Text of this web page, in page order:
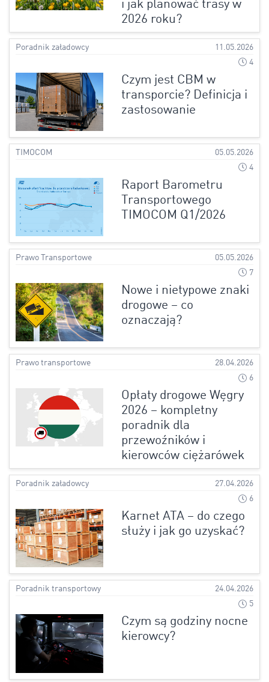
i jak planować trasy w
2026 roku?
Poradnik załadowcy
11.05.2026
4
Czym jest CBM w
transporcie? Definicja i
zastosowanie
TIMOCOM
05.05.2026
4
Raport Barometru
Transportowego
TIMOCOM Q1/2026
Prawo Transportowe
05.05.2026
7
Nowe i nietypowe znaki
drogowe – co
oznaczają?
Prawo transportowe
28.04.2026
6
Opłaty drogowe Węgry
2026 – kompletny
poradnik dla
przewoźników i
kierowców ciężarówek
Poradnik załadowcy
27.04.2026
6
Karnet ATA – do czego
służy i jak go uzyskać?
Poradnik transportowy
24.04.2026
5
Czym są godziny nocne
kierowcy?